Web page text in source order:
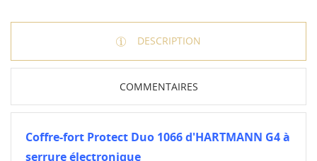
DESCRIPTION
COMMENTAIRES
Coffre-fort Protect Duo 1066 d'HARTMANN G4 à
serrure électronique